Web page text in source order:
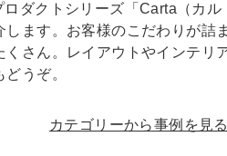
ロダクトシリーズ「Carta（カル
します。お客様のこだわりが詰
くさん。レイアウトやインテリ
うぞ。
カテゴリーから事例を見